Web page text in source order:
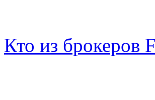
Кто из брокеров